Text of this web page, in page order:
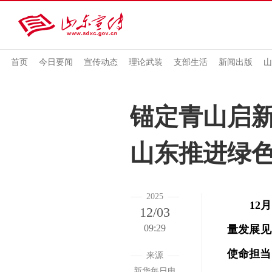
首页 今日要闻 宣传动态 理论武装 支部生活 新闻出版
锚定青山启
山东推进绿
2025
12/03
09:29
来源
12
量发展
使命担